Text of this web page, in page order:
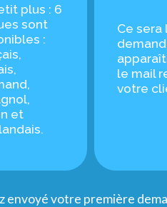
plus : 6
sont
:
et
Ce sera
le mail
votre
envoyé votre première